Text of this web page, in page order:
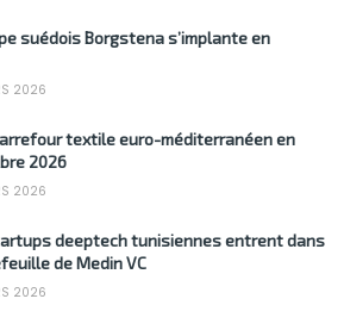
suédois Borgstena s’implante en
2026
textile euro-méditerranéen en
2026
2026
deeptech tunisiennes entrent dans
de Medin VC
2026